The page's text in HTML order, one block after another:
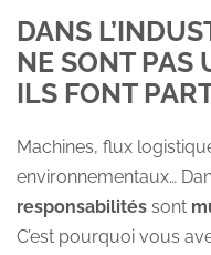
DANS
NE SONT PAS
ILS FONT
Machines, flux
environnementaux…
responsabilitéssont
C’est pourquoi vous